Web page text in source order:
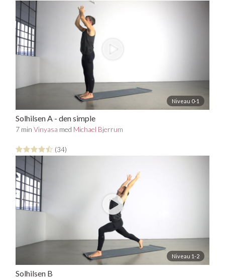
Niveau 0-1
Solhilsen A - den simple
7 minVinyasa med Michael Bjerrum
(34)
Niveau 1-2
Solhilsen B